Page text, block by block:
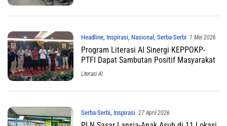
Headline, Inspirasi Nasional Serba-Serbi 1 Mei 2026
Program Literasi AI Sinergi KEPPOKP-
PTFI Dapat Sambutan Positif Masyarakat
Literasi AI
Serba-Serbi, Inspirasi 27 April 2026